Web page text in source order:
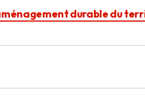
durable du